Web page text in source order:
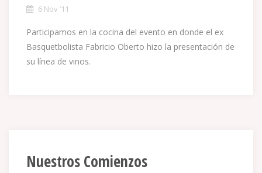
6 Nov ’11
Participamos en la cocina del evento en donde el ex
Basquetbolista Fabricio Oberto hizo la presentación de
su línea de vinos.
Nuestros Comienzos